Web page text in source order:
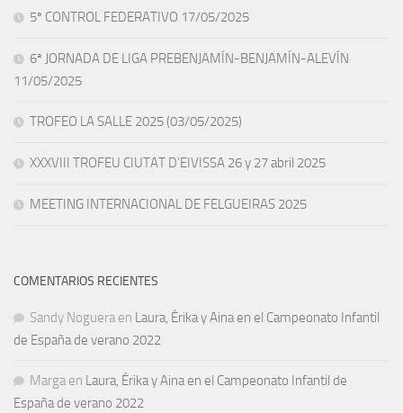
5º CONTROL FEDERATIVO 17/05/2025
6ª JORNADA DE LIGA PREBENJAMÍN-BENJAMÍN-ALEVÍN
11/05/2025
TROFEO LA SALLE 2025 (03/05/2025)
XXXVIII TROFEU CIUTAT D’EIVISSA 26 y 27 abril 2025
MEETING INTERNACIONAL DE FELGUEIRAS 2025
COMENTARIOS RECIENTES
Sandy Noguera en Laura, Érika y Aina en el Campeonato Infantil
de España de verano 2022
Marga en Laura, Érika y Aina en el Campeonato Infantil de
España de verano 2022